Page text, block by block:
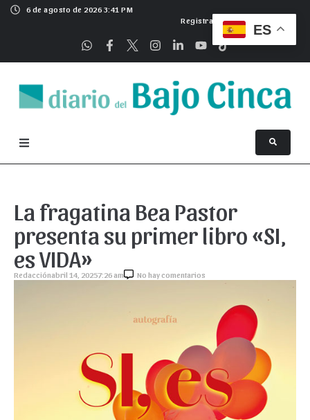
6 de agosto de 2026 3:41 PM
Registrarse
La fragatina Bea Pastor
presenta su primer libro «SI,
es VIDA»
Redacciónabril 14, 20257:26 am No hay comentarios
ES